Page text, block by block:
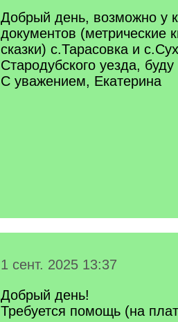
Добрый день, возможно у
документов (метрические
сказки) с.Тарасовка и
Стародубского уезда,
С уважением, Екатерина
1 сент. 2025 13:37
Добрый день!
Требуется помощь (на